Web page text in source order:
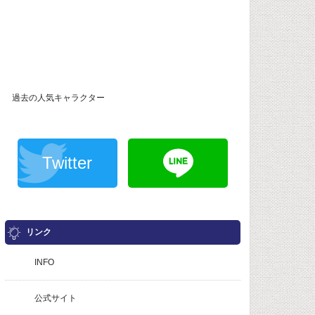
過去の人気キャラクター
Twitter
リンク
INFO
公式サイト